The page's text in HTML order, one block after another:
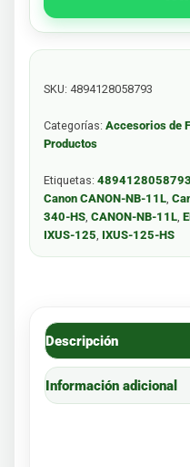
SKU: 4894128058793
Categorías: Accesorios de
Productos
Etiquetas: 4894128058793
Canon CANON-NB-11L,
340-HS, CANON-NB-11L,
IXUS-125, IXUS-125-HS
Descripción
Información adicional